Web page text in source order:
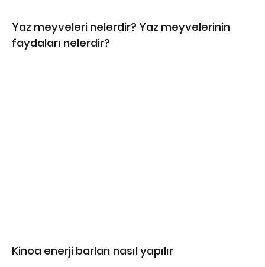
Yaz meyveleri nelerdir? Yaz meyvelerinin
faydaları nelerdir?
Kinoa enerji barları⁣ nasıl yapılır